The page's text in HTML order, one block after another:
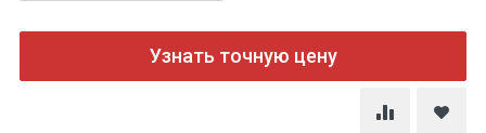
Узнать точную цену